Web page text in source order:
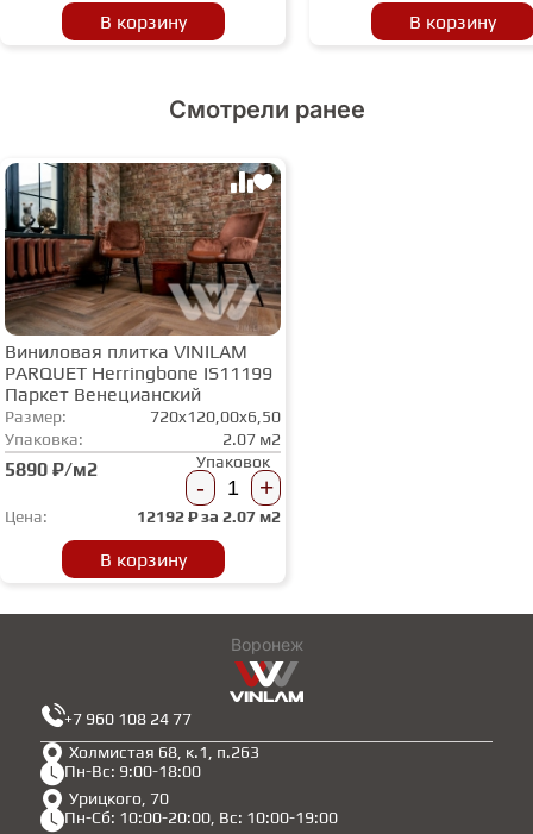
В корзину В корзину
Смотрели ранее
Виниловая плитка VINILAM
PARQUET Herringbone IS11199
Паркет Венецианский
Размер:
720x120,00x6,50
Упаковка:
2.07 м2
5890 ₽/м2 Упаковок
- +
Цена: 12192₽ за 2.07 м2
В корзину
Воронеж
Холмистая 68, к.1, п.263
Пн-Вс: 9:00-18:00
Урицкого, 70
Пн-Сб: 10:00-20:00, Вс: 10:00-19:00
+7 960 108 24 77